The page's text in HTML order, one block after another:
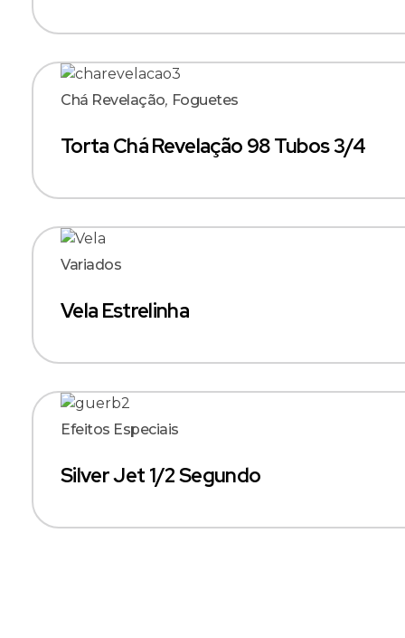
Torta Chá Revelação 98 Tubos 3/4
Chá Revelação, Foguetes
Vela Estrelinha
Variados
Silver Jet 1/2 Segundo
Efeitos Especiais